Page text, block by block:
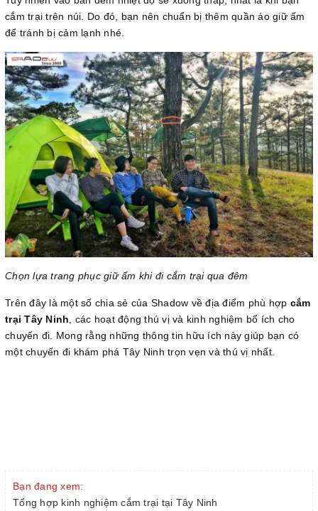
cắm trại trên núi. Do đó, bạn nên chuẩn bị thêm quần áo giữ ấm
để tránh bị cảm lạnh nhé.
Chọn lựa trang phục giữ ấm khi đi cắm trại qua đêm
Trên đây là một số chia sẻ của Shadow về địa điểm phù hợp cắm
trại Tây Ninh , các hoạt động thú vị và kinh nghiệm bổ ích cho
chuyến đi. Mong rằng những thông tin hữu ích này giúp bạn có
một chuyến đi khám phá Tây Ninh trọn vẹn và thú vị nhất.
Bạn đang xem:
Tổng hợp kinh nghiệm cắm trại tại Tây Ninh